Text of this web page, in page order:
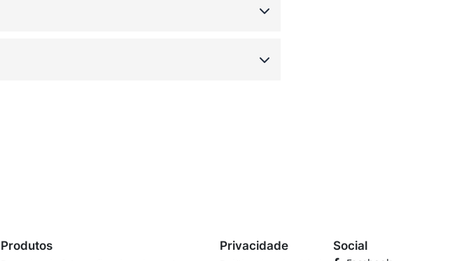
Produtos Privacidade Social